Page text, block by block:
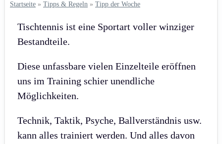
Startseite » Tipps & Regeln » Tipp der Woche
Tischtennis ist eine Sportart voller winziger
Bestandteile.
Diese unfassbare vielen Einzelteile eröffnen
uns im Training schier unendliche
Möglichkeiten.
Technik, Taktik, Psyche, Ballverständnis usw.
kann alles trainiert werden. Und alles davon